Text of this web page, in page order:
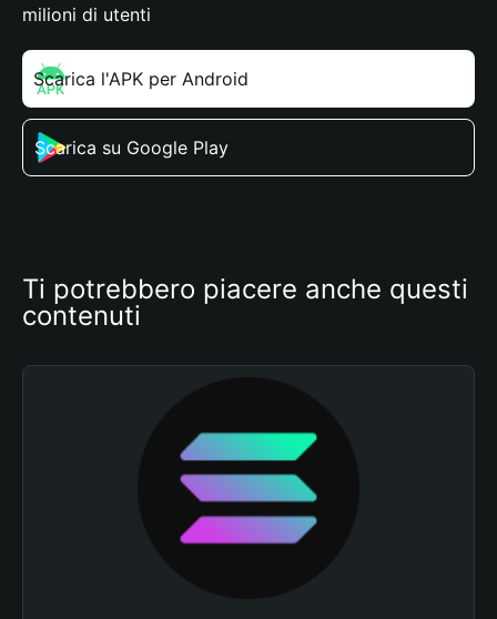
milioni di utenti
Scarica l'APK per Android
Scarica su Google Play
Ti potrebbero piacere anche questi
contenuti